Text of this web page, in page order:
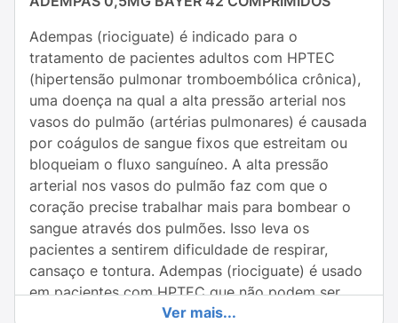
Adempas (riociguate) é indicado para o
tratamento de pacientes adultos com HPTEC
(hipertensão pulmonar tromboembólica crônica),
uma doença na qual a alta pressão arterial nos
vasos do pulmão (artérias pulmonares) é causada
por coágulos de sangue fixos que estreitam ou
bloqueiam o fluxo sanguíneo. A alta pressão
arterial nos vasos do pulmão faz com que o
coração precise trabalhar mais para bombear o
sangue através dos pulmões. Isso leva os
pacientes a sentirem dificuldade de respirar,
cansaço e tontura. Adempas (riociguate) é usado
em pacientes com HPTEC que não podem ser
operados (HPTEC inoperável) ou em pacientes
Ver mais...